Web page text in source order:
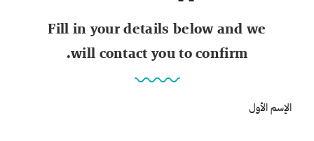
Fill in your details below and we
will contact you to confirm.
الإسم الأول